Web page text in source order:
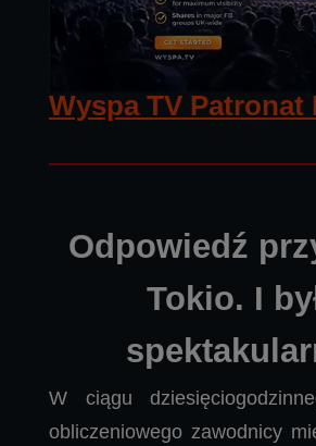
Wyspa TV Patronat
Odpowiedź
Tokio. I
W ciągu
obliczeniowego zawodnicy